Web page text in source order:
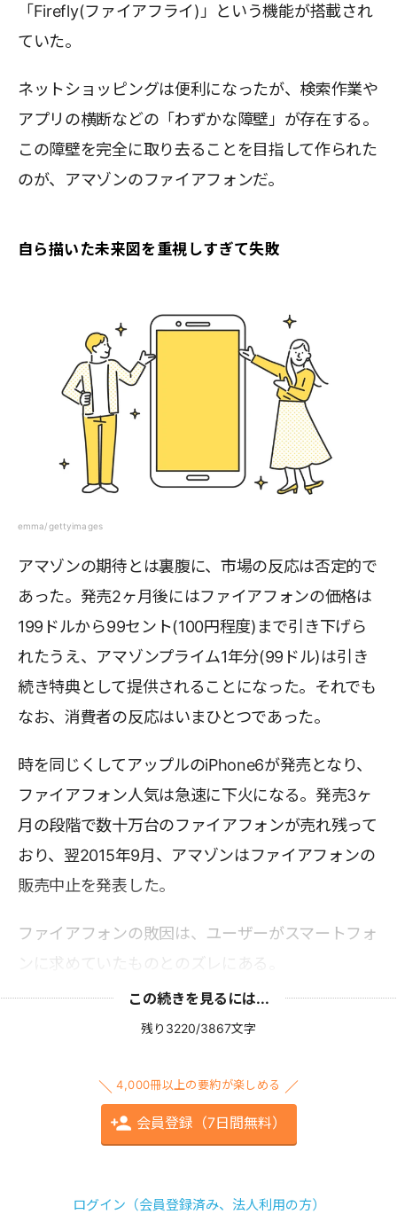
「Firefly(ファイアフライ)」という機能が搭載され
ていた。
ネットショッピングは便利になったが、検索作業や
アプリの横断などの「わずかな障壁」が存在する。
この障壁を完全に取り去ることを目指して作られた
のが、アマゾンのファイアフォンだ。
自ら描いた未来図を重視しすぎて失敗
emma/gettyimages
アマゾンの期待とは裏腹に、市場の反応は否定的で
あった。発売2ヶ月後にはファイアフォンの価格は
199ドルから99セント(100円程度)まで引き下げら
れたうえ、アマゾンプライム1年分(99ドル)は引き
続き特典として提供されることになった。それでも
なお、消費者の反応はいまひとつであった。
時を同じくしてアップルのiPhone6が発売となり、
ファイアフォン人気は急速に下火になる。発売3ヶ
月の段階で数十万台のファイアフォンが売れ残って
おり、翌2015年9月、アマゾンはファイアフォンの
販売中止を発表した。
ファイアフォンの敗因は、ユーザーがスマートフォ
ンに求めていたものとのズレにある。
この続きを見るには...
残り3220/3867文字
4,000冊以上の要約が楽しめる
会員登録（7日間無料）
ログイン（会員登録済み、法人利用の方）